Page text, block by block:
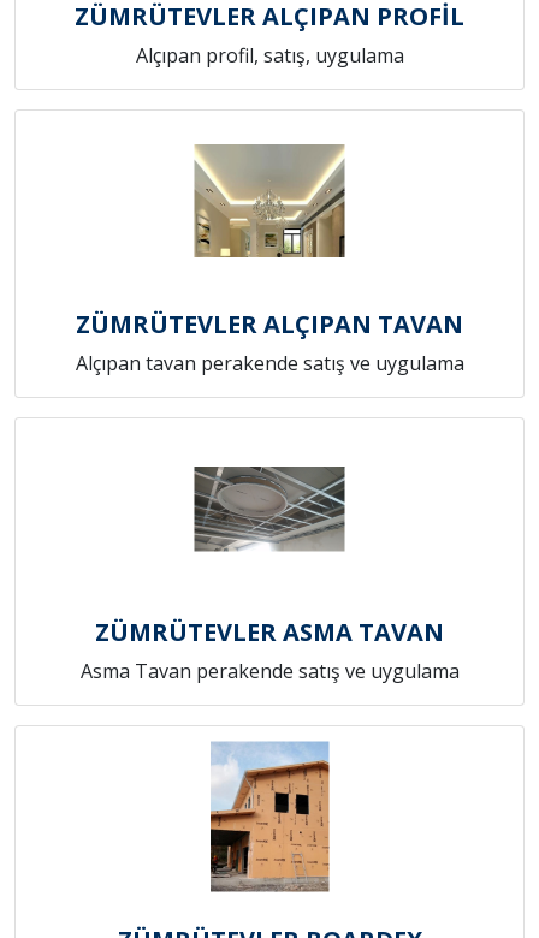
ZÜMRÜTEVLER ALÇIPAN PROFİL
Alçıpan profil, satış, uygulama
ZÜMRÜTEVLER ALÇIPAN TAVAN
Alçıpan tavan perakende satış ve uygulama
ZÜMRÜTEVLER ASMA TAVAN
Asma Tavan perakende satış ve uygulama